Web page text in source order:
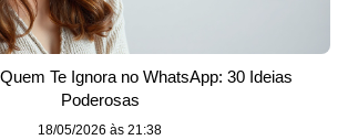
Te Ignora no WhatsApp: 30 Ideias
Poderosas
18/05/2026 às 21:38